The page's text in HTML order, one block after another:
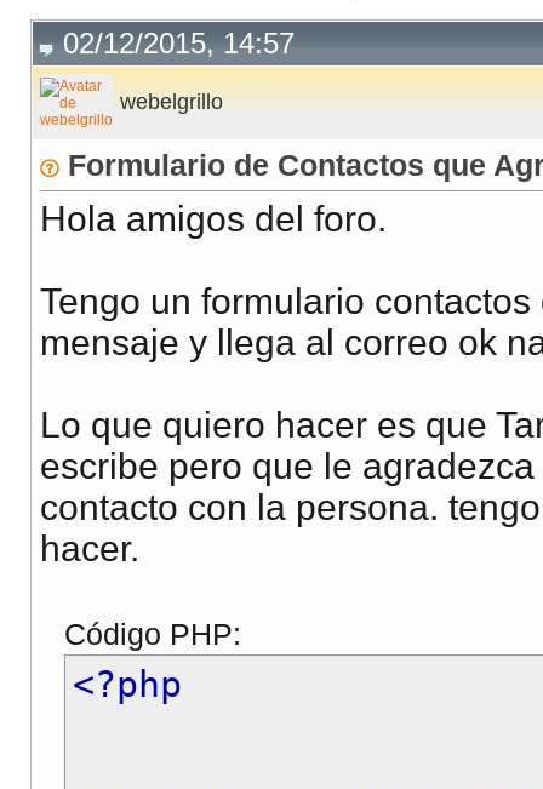
02/12/2015, 14:57
webelgrillo
Formulario de Contactos que
Hola amigos del foro.
Tengo un formulario
mensaje y llega al correo ok
Lo que quiero hacer es que
escribe pero que le
contacto con la persona.
hacer.
Código PHP:
<?php